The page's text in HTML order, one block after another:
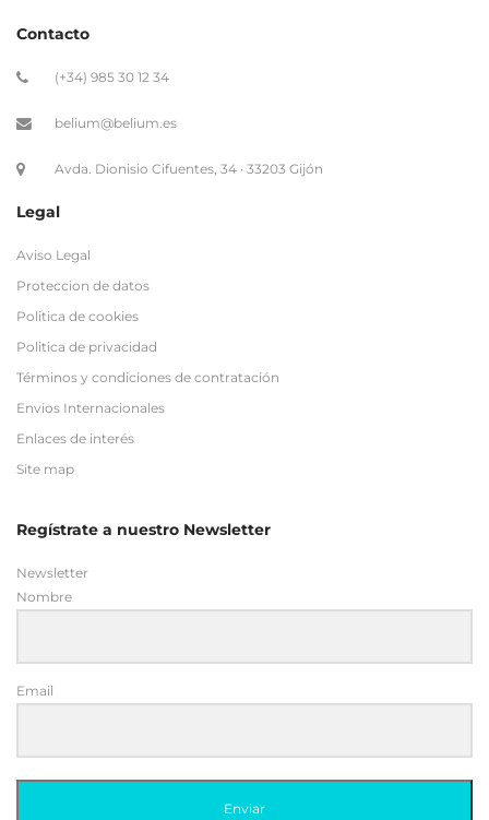
Proteccion de datos
Politica de cookies
Términos y condiciones de contratación
Regístrate a nuestro Newsletter
Newsletter
Email